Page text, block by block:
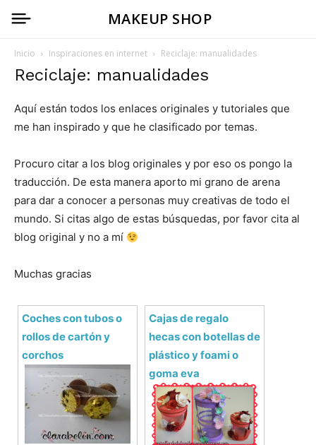
MAKEUP SHOP
Inicio Inspiraciones en internet Reciclaje: manualidades
Reciclaje: manualidades
Aquí están todos los enlaces originales y tutoriales que
me han inspirado y que he clasificado por temas.
Procuro citar a los blog originales y por eso os pongo la
traducción. De esta manera aporto mi grano de arena
para dar a conocer a personas muy creativas de todo el
mundo. Si citas algo de estas búsquedas, por favor cita al
blog original y no a mí
Muchas gracias
Coches con tubos o
rollos de cartón y
corchos
Cajas de regalo
hecas con botellas de
plástico y foami o
goma eva